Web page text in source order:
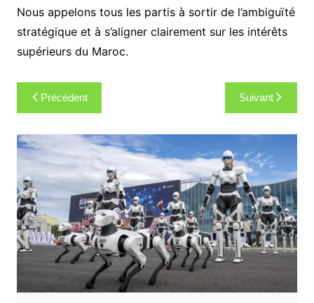
Nous appelons tous les partis à sortir de l’ambiguïté
stratégique et à s’aligner clairement sur les intérêts
supérieurs du Maroc.
Navigation
de
l’article
Précédent Suivant